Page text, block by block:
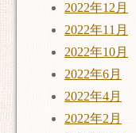
2022年12月
2022年11月
2022年10月
2022年6月
2022年4月
2022年2月